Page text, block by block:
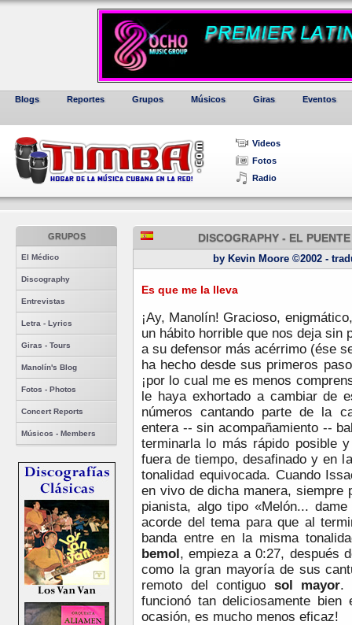
Blogs Reportes Grupos Músicos Giras Eventos
Videos
Fotos
Radio
GRUPOS
El Médico
Discography
Entrevistas
Letra - Lyrics
Giras - Tours
Manolín's Blog
Fotos - Photos
Concert Reports
Músicos - Members
DISCOGRAPHY - EL
by Kevin Moore ©2002 -
Es que me la lleva
¡Ay, Manolín! Gracioso,
un hábito horrible que nos deja sin
a su defensor más acérrimo (ése
ha hecho desde sus primeros
¡por lo cual me es menos
le haya exhortado a cambiar de
números cantando parte de la
entera -- sin acompañamiento --
terminarla lo más rápido posible
fuera de tiempo, desafinado y en
tonalidad equivocada. Cuando
en vivo de dicha manera, siempre
pianista, algo tipo «Melón...
acorde del tema para que al
banda entre en la misma
bemol, empieza a 0:27, después
como la gran mayoría de sus
remoto del contiguo sol mayor.
funcionó tan deliciosamente
ocasión, es mucho menos eficaz!